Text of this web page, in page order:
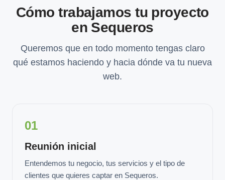
Cómo trabajamos tu proyecto
en Sequeros
Queremos que en todo momento tengas claro
qué estamos haciendo y hacia dónde va tu nueva
web.
01
Reunión inicial
Entendemos tu negocio, tus servicios y el tipo de
clientes que quieres captar en Sequeros.